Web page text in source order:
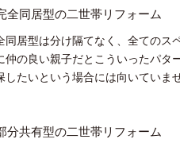
全同居型の二世帯リフォーム
同居型は分け隔てなく、全てのス
仲の良い親子だとこういったパタ
したいという場合には向いていま
分共有型の二世帯リフォーム